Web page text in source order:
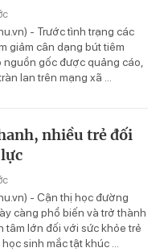
- Trước tình trạng các
giảm cân dạng bút tiêm
nguồn gốc được quảng cáo,
lan trên mạng xã ...
nhiều trẻ đối
- Cận thị học đường
càng phổ biến và trở thành
tâm lớn đối với sức khỏe trẻ
sinh mắc tật khúc ...